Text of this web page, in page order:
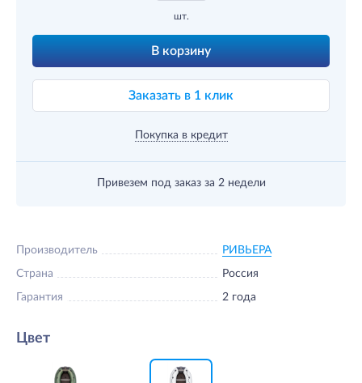
шт.
В корзину
Заказать в 1 клик
Покупка в кредит
Привезем под заказ за 2 недели
Производитель РИВЬЕРА
Страна Россия
Гарантия 2 года
Цвет